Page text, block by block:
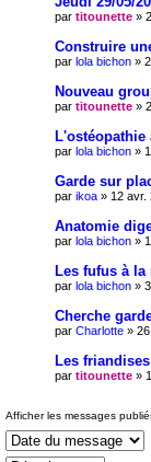
par titounette »
Construire
par lola bichon »
Nouveau
par titounette »
L'ostéopathie
par lola bichon »
Garde sur
par ikoa » 12 avr.
Anatomie
par lola bichon »
Les fufus à la
par lola bichon »
Cherche
par Charlotte »
Les
par titounette »
Afficher les messages